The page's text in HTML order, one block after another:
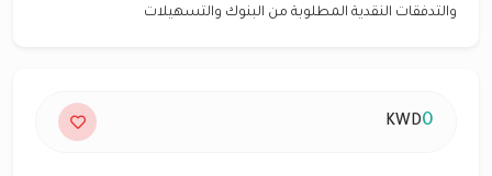
والتدفقات النقدية المطلوبة من البنوك والتسهيلات
0
KWD